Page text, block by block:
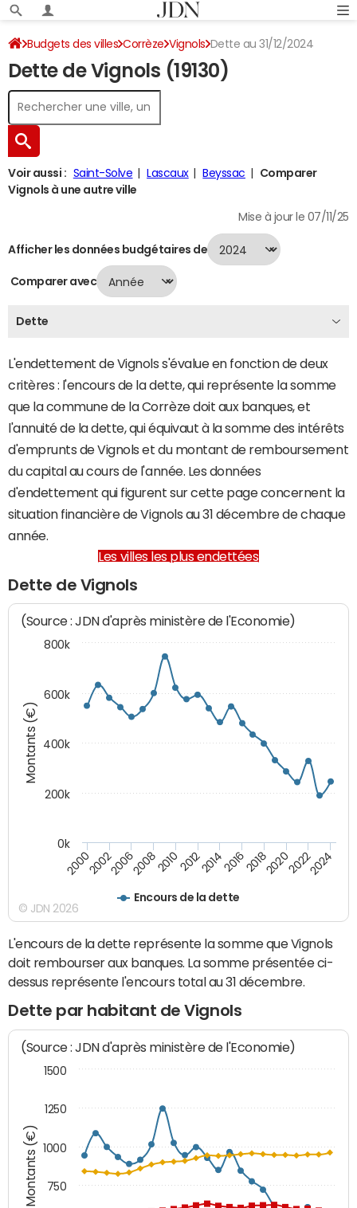
Budgets des villes Corrèze Vignols Dette au 31/12/2024
Dette de Vignols (19130)
Voir aussi : Saint-Solve Lascaux Beyssac
Comparer
Vignols à une autre ville
Mise à jour le 07/11/25
Afficher les données budgétaires de
Comparer avec
Dette
L'endettement de Vignols s'évalue en fonction de deux
critères : l'encours de la dette, qui représente la somme
que la commune de la Corrèze doit aux banques, et
l'annuité de la dette, qui équivaut à la somme des intérêts
d'emprunts de Vignols et du montant de remboursement
du capital au cours de l'année. Les données
d'endettement qui figurent sur cette page concernent la
situation financière de Vignols au 31 décembre de chaque
année.
Les villes les plus endettées
Dette de Vignols
Montants (€)
(Source : JDN d'après ministère de l'Economie)
Encours de la dette
200020022006200820102012201420162018202020222024
0k
200k
400k
600k
800k
© JDN 2026
L'encours de la dette représente la somme que Vignols
doit rembourser aux banques. La somme présentée ci-
dessus représente l'encours total au 31 décembre.
Dette par habitant de Vignols
Montants (€)
(Source : JDN d'après ministère de l'Economie)
750
1000
1250
1500